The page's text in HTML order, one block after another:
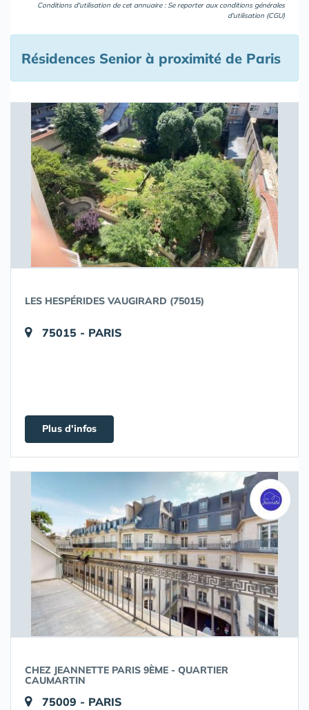
Conditions d'utilisation de cet annuaire : Se reporter aux conditions générales
d'utilisation (CGU)
Résidences Senior à proximité de Paris
LES HESPÉRIDES VAUGIRARD (75015)
75015 - PARIS
Plus d'infos
CHEZ JEANNETTE PARIS 9ÈME - QUARTIER
CAUMARTIN
75009 - PARIS